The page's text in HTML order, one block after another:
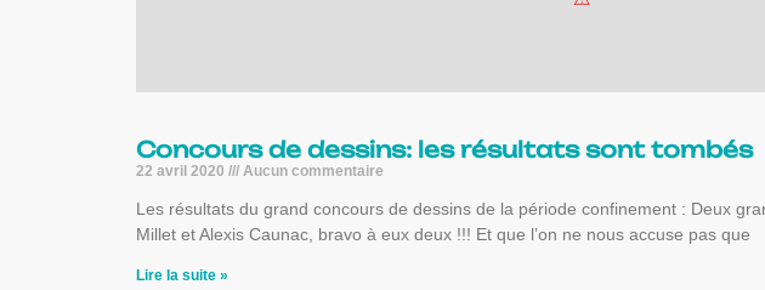
Concours de dessins: les résultats sont tombés
22 avril 2020 Aucun commentaire
Les résultats du grand concours de dessins de la période confinement : Deux
Millet et Alexis Caunac, bravo à eux deux !!! Et que l’on ne nous accuse pas que
Lire la suite »